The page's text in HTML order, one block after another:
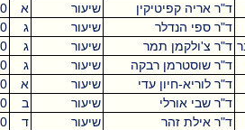
שיעור 14:00
16:00
שיעור 10:00
12:00
שיעור 16:00
18:00
שיעור 12:00
14:00
עדי
שיעור 10:00
12:00
שיעור
14:00
16:00
שיעור
14:00
16:00